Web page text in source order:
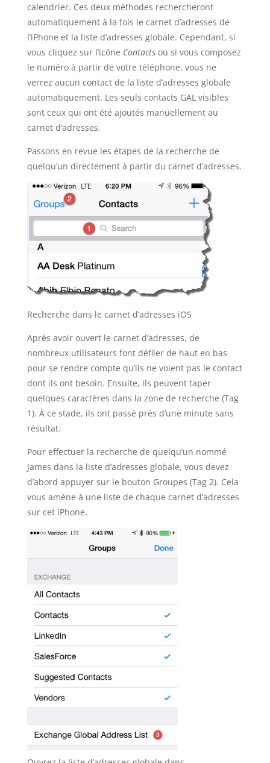
calendrier. Ces deux méthodes rechercheront
automatiquement à la fois le carnet d’adresses de
l’iPhone et la liste d’adresses globale. Cependant, si
vous cliquez sur l’icône Contactsou si vous composez
le numéro à partir de votre téléphone, vous ne
verrez aucun contact de la liste d’adresses globale
automatiquement. Les seuls contacts GAL visibles
sont ceux qui ont été ajoutés manuellement au
carnet d’adresses.
Passons en revue les étapes de la recherche de
quelqu’un directement à partir du carnet d’adresses.
Recherche dans le carnet d’adresses iOS
Après avoir ouvert le carnet d’adresses, de
nombreux utilisateurs font défiler de haut en bas
pour se rendre compte qu’ils ne voient pas le contact
dont ils ont besoin. Ensuite, ils peuvent taper
quelques caractères dans la zone de recherche (Tag
1). À ce stade, ils ont passé près d’une minute sans
résultat.
Pour effectuer la recherche de quelqu’un nommé
James dans la liste d’adresses globale, vous devez
d’abord appuyer sur le bouton Groupes (Tag 2). Cela
vous amène à une liste de chaque carnet d’adresses
sur cet iPhone.